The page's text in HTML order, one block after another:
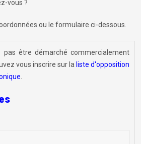
vous ?
ou le formulaire ci-dessous.
être démarché commercialement
vous inscrire sur la liste d'opposition
.